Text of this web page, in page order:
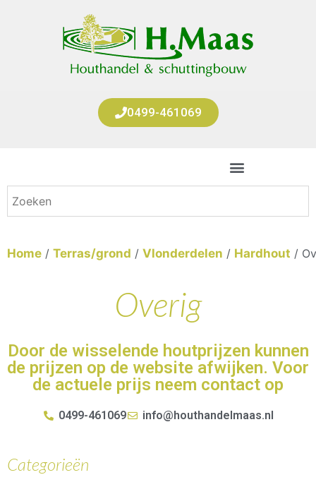
0499-461069
Home / Terras/grond / Vlonderdelen / Hardhout /
Overig
Door de wisselende houtprijzen kunnen
de prijzen op de website afwijken. Voor
de actuele prijs neem contact op
0499-461069 info@houthandelmaas.nl
Categorieën